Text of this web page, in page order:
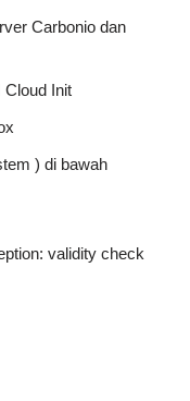
Carbonio dan
Cloud Init
) di bawah
validity check